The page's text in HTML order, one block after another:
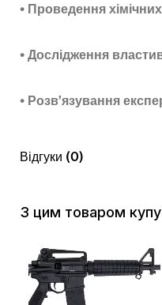
• Проведення
• Дослідження
• Розв’язування
Відгуки (0)
З цим товаром